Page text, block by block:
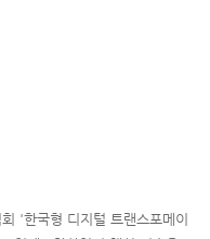
'한국형 디지털 트랜스포메이